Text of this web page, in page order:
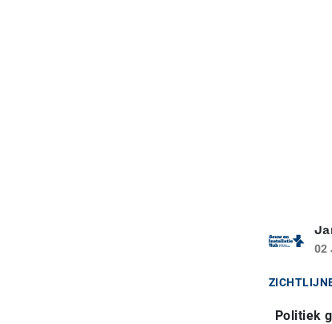
02
Politiek